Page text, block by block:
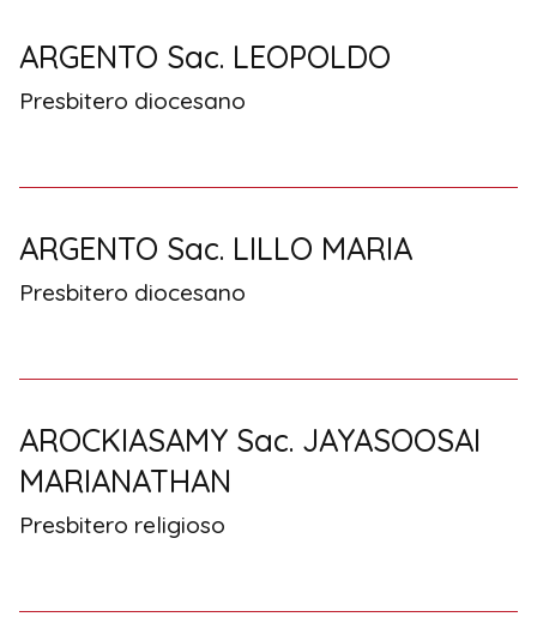
ARGENTO Sac. LEOPOLDO
Presbitero diocesano
ARGENTO Sac. LILLO MARIA
Presbitero diocesano
AROCKIASAMY Sac. JAYASOOSAI
MARIANATHAN
Presbitero religioso